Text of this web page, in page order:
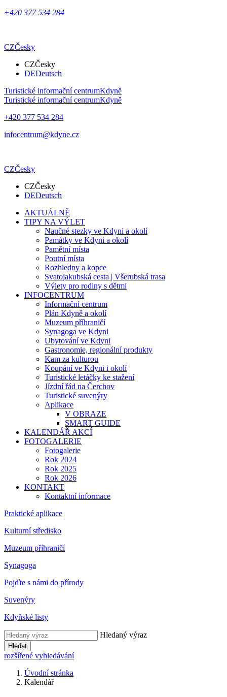
+420 377 534 284
CZČesky
CZČesky
DEDeutsch
Turistické informační centrumKdyně
Turistické informační centrumKdyně
+420 377 534 284
infocentrum@kdyne.cz
CZČesky
CZČesky
DEDeutsch
AKTUÁLNĚ
TIPY NA VÝLET
Naučné stezky ve Kdyni a okolí
Památky ve Kdyni a okolí
Pamětní místa
Poutní místa
Rozhledny a kopce
Svatojakubská cesta | Všerubská trasa
Výlety pro rodiny s dětmi
INFOCENTRUM
Informační centrum
Plán Kdyně a okolí
Muzeum příhraničí
Synagoga ve Kdyni
Ubytování ve Kdyni
Gastronomie, regionální produkty
Kam za kulturou
Koupání ve Kdyni i okolí
Turistické letáčky ke stažení
Jízdní řád na Čerchov
Turistické suvenýry
Aplikace
V OBRAZE
SMART GUIDE
KALENDÁŘ AKCÍ
FOTOGALERIE
Fotogalerie
Rok 2024
Rok 2025
Rok 2026
KONTAKT
Kontaktní informace
Praktické aplikace
Kulturní středisko
Muzeum příhraničí
Synagoga
Pojďte s námi do přírody
Suvenýry
Kdyňské listy
Hledaný výraz
Hledat
rozšířené vyhledávání
Úvodní stránka
Kalendář